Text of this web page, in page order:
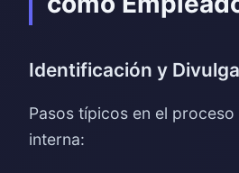
Identificación y
Pasos típicos en el
interna: